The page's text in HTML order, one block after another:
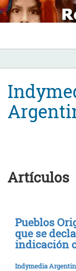
Skip
to
content
Artículos
Pueblos
que se
indicación
Indymedia